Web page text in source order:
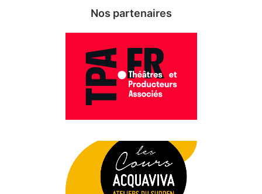
Nos partenaires